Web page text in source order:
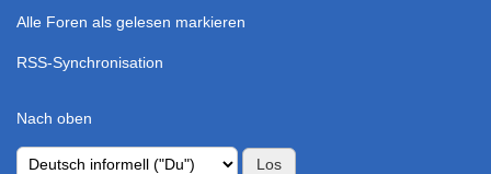
Alle Foren als gelesen markieren
RSS-Synchronisation
Nach oben